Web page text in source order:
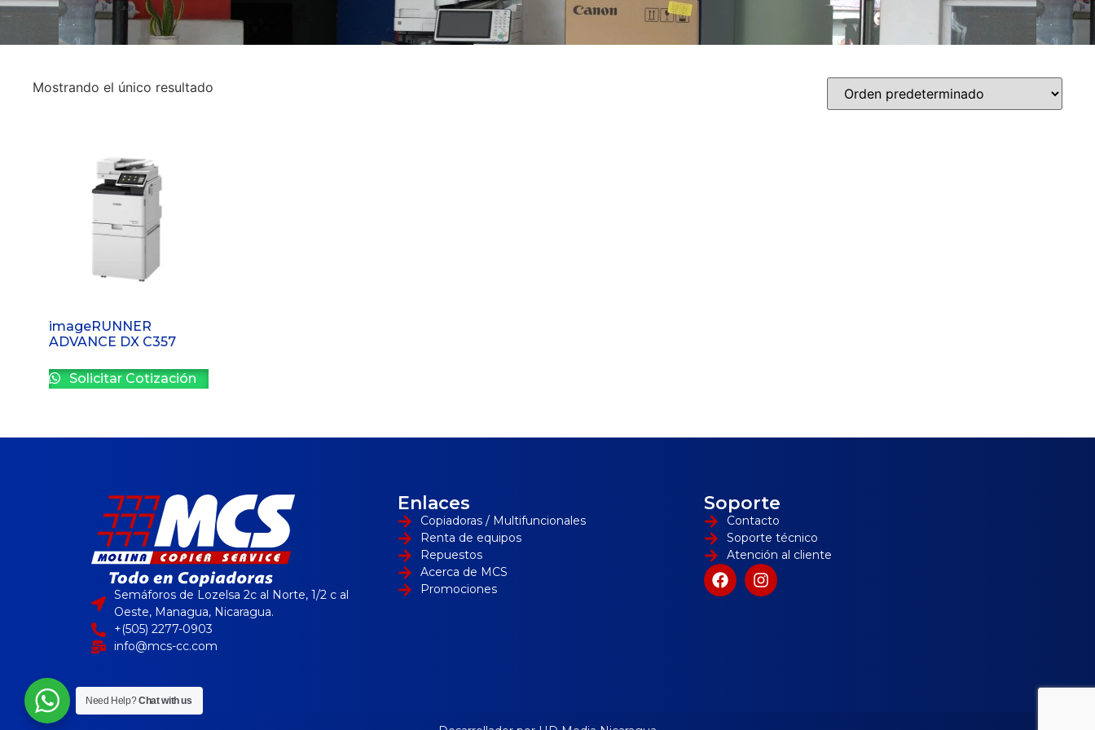
Mostrando el único resultado
imageRUNNER
ADVANCE DX C357
Solicitar Cotización
Semáforos de Lozelsa 2c al Norte, 1/2 c al
Oeste, Managua, Nicaragua.
+(505) 2277-0903
info@mcs-cc.com
Enlaces
Copiadoras / Multifuncionales
Renta de equipos
Repuestos
Acerca de MCS
Promociones
Soporte
Contacto
Soporte técnico
Atención al cliente
Need Help?Chat with us